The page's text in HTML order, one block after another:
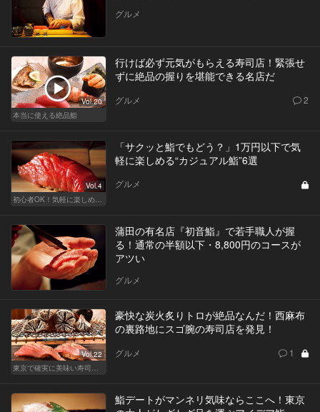
グルメ
Vol.20
本当に使える絶品鮨
行けば必ず元気がもらえる寿司店！緊張せ
ずに絶品の握りを堪能できる名店だ
グルメ 2
Vol.4
初心者OK！気軽に楽しめる鮨の人気店
「サクッと鮨でもどう？」1万円以下で気
軽に楽しめる“カジュアル鮨”6選
グルメ
蒲田の有名店『初音鮨』で若手職人が握
る！通常の半額以下・8,800円のコースが
アツい
グルメ
Vol.22
東京で確実に美味い寿司はここだ！
豪快な炭火炙りトロが絶品なんだ！西麻布
の裏路地にスゴ腕の寿司店を発見！
グルメ 1
鮨デートがマンネリ気味ならここへ！東京